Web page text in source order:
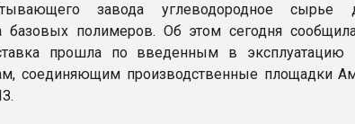
завода углеводородное сырье
базовых полимеров. Об этом сегодня
прошла по введенным в эксплуатацию
соединяющим производственные площадки